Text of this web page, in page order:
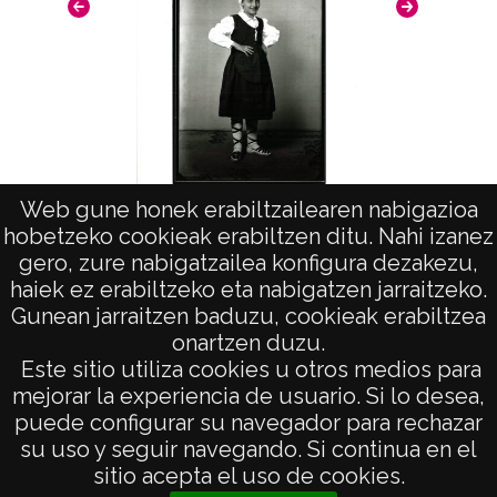
Web gune honek erabiltzailearen nabigazioa
hobetzeko cookieak erabiltzen ditu. Nahi izanez
gero, zure nabigatzailea konfigura dezakezu,
haiek ez erabiltzeko eta nabigatzen jarraitzeko.
Gunean jarraitzen baduzu, cookieak erabiltzea
onartzen duzu.
Este sitio utiliza cookies u otros medios para
mejorar la experiencia de usuario. Si lo desea,
puede configurar su navegador para rechazar
su uso y seguir navegando. Si continua en el
sitio acepta el uso de cookies.
originales: Rollo 35mm, nº 1778
Licencia de las imágenes
CC BY-NC-SA 4.0
"Mercedes Ortiz de Zarate"
AVISO LEGAL
POLÍTICA DE PRIVACIDAD
ACCESIBILIDAD
ATENCIÓN CIUDADANA